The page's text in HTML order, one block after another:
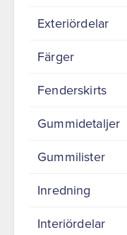
Exteriördelar
Färger
Fenderskirts
Gummidetaljer
Gummilister
Inredning
Interiördelar